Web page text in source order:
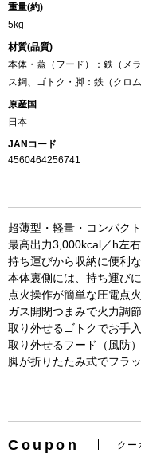
重量(約)
5kg
材質(品質)
本体・蓋（フード）：鉄（メ
ス鋼、ゴトク・脚：鉄（クロム
原産国
日本
JANコード
4560464256741
超薄型・軽量・コンパク
最高出力3,000kcal／h左
持ち運びから収納に便利
本体裏側には、持ち運び
点火操作が簡単な圧電点火
ガス開閉つまみで火力調節
取り外せるゴトクでお手入
取り外せるフード（風防
脚が折りたたみ式でフラ
Coupon ク